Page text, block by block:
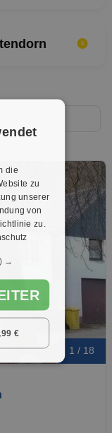
1 / 18
die
zu
unserer
von
zu.
→
€